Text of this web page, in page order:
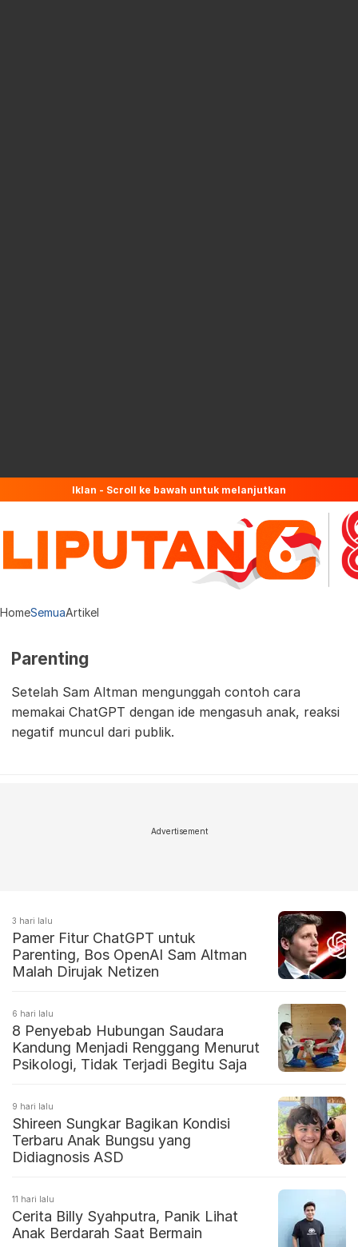
Iklan - Scroll ke bawah untuk melanjutkan
HomeSemuaArtikel
Parenting
Setelah Sam Altman mengunggah contoh cara
memakai ChatGPT dengan ide mengasuh anak, reaksi
negatif muncul dari publik.
Advertisement
3 hari lalu
Pamer Fitur ChatGPT untuk
Parenting, Bos OpenAI Sam Altman
Malah Dirujak Netizen
6 hari lalu
8 Penyebab Hubungan Saudara
Kandung Menjadi Renggang Menurut
Psikologi, Tidak Terjadi Begitu Saja
9 hari lalu
Shireen Sungkar Bagikan Kondisi
Terbaru Anak Bungsu yang
Didiagnosis ASD
11 hari lalu
Cerita Billy Syahputra, Panik Lihat
Anak Berdarah Saat Bermain